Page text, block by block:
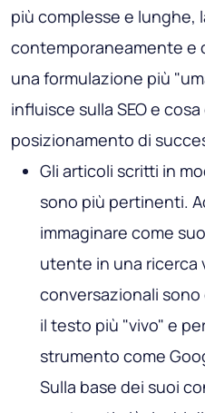
più complesse e lunghe,
contemporaneamente e
una formulazione più
influisce sulla SEO e
posizionamento di
Gli articoli scritti in
sono più pertinenti.
immaginare come
utente in una ricerca
conversazionali
il testo più "vivo" e
strumento come
Sulla base dei suoi